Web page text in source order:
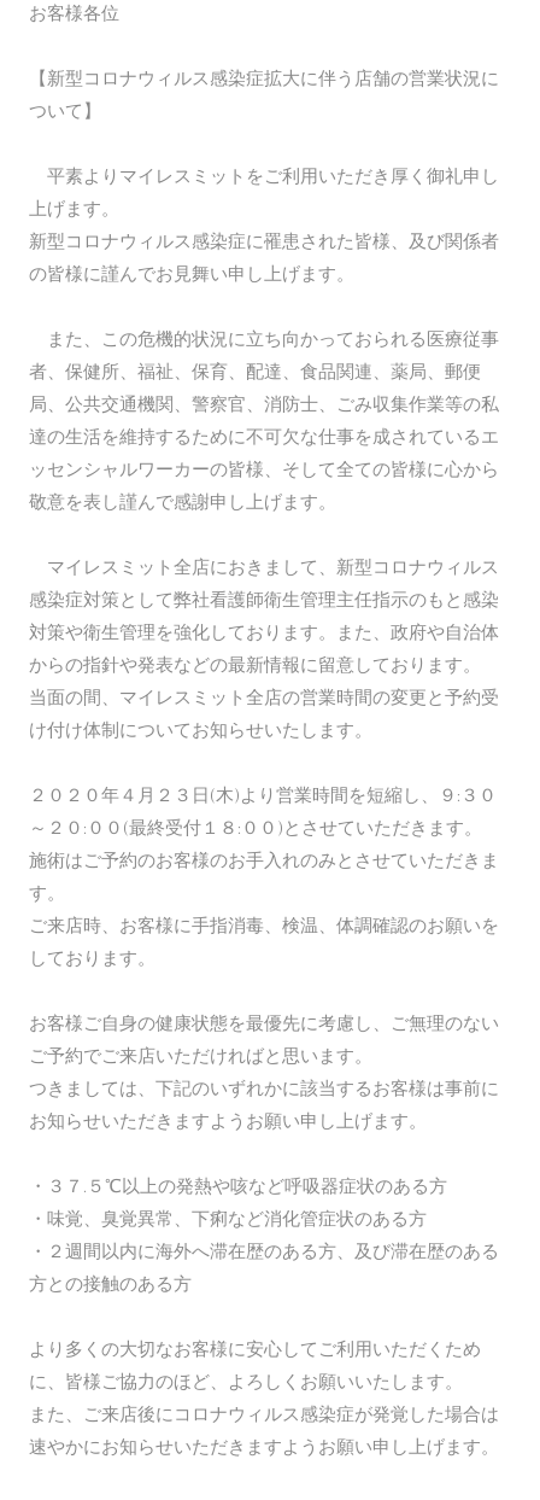
お客様各位
【新型コロナウィルス感染症拡大に伴う店舗の営業状況に
ついて】
平素よりマイレスミットをご利用いただき厚く御礼申し
上げます。
新型コロナウィルス感染症に罹患された皆様、及び関係者
の皆様に謹んでお見舞い申し上げます。
また、この危機的状況に立ち向かっておられる医療従事
者、保健所、福祉、保育、配達、食品関連、薬局、郵便
局、公共交通機関、警察官、消防士、ごみ収集作業等の私
達の生活を維持するために不可欠な仕事を成されているエ
ッセンシャルワーカーの皆様、そして全ての皆様に心から
敬意を表し謹んで感謝申し上げます。
マイレスミット全店におきまして、新型コロナウィルス
感染症対策として弊社看護師衛生管理主任指示のもと感染
対策や衛生管理を強化しております。また、政府や自治体
からの指針や発表などの最新情報に留意しております。
当面の間、マイレスミット全店の営業時間の変更と予約受
け付け体制についてお知らせいたします。
２０２０年４月２３日(木)より営業時間を短縮し、９:３０
～２０:００(最終受付１８:００)とさせていただきます。
施術はご予約のお客様のお手入れのみとさせていただきま
す。
ご来店時、お客様に手指消毒、検温、体調確認のお願いを
しております。
お客様ご自身の健康状態を最優先に考慮し、ご無理のない
ご予約でご来店いただければと思います。
つきましては、下記のいずれかに該当するお客様は事前に
お知らせいただきますようお願い申し上げます。
・３７.５℃以上の発熱や咳など呼吸器症状のある方
・味覚、臭覚異常、下痢など消化管症状のある方
・２週間以内に海外へ滞在歴のある方、及び滞在歴のある
方との接触のある方
より多くの大切なお客様に安心してご利用いただくため
に、皆様ご協力のほど、よろしくお願いいたします。
また、ご来店後にコロナウィルス感染症が発覚した場合は
速やかにお知らせいただきますようお願い申し上げます。